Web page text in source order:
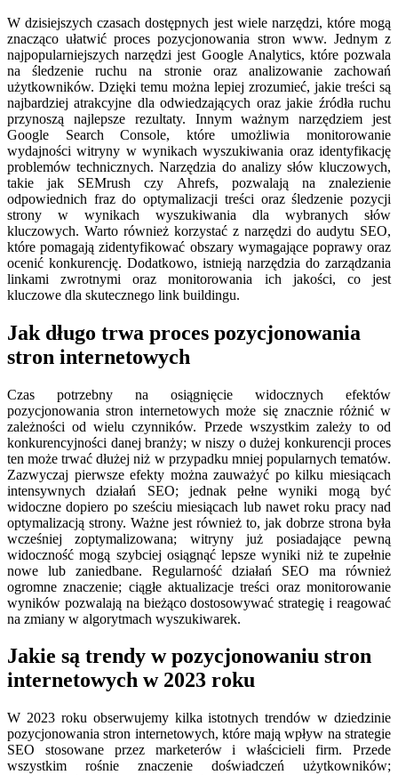
W dzisiejszych czasach dostępnych jest wiele narzędzi, które mogą
znacząco ułatwić proces pozycjonowania stron www. Jednym z
najpopularniejszych narzędzi jest Google Analytics, które pozwala
na śledzenie ruchu na stronie oraz analizowanie zachowań
użytkowników. Dzięki temu można lepiej zrozumieć, jakie treści są
najbardziej atrakcyjne dla odwiedzających oraz jakie źródła ruchu
przynoszą najlepsze rezultaty. Innym ważnym narzędziem jest
Google Search Console, które umożliwia monitorowanie
wydajności witryny w wynikach wyszukiwania oraz identyfikację
problemów technicznych. Narzędzia do analizy słów kluczowych,
takie jak SEMrush czy Ahrefs, pozwalają na znalezienie
odpowiednich fraz do optymalizacji treści oraz śledzenie pozycji
strony w wynikach wyszukiwania dla wybranych słów
kluczowych. Warto również korzystać z narzędzi do audytu SEO,
które pomagają zidentyfikować obszary wymagające poprawy oraz
ocenić konkurencję. Dodatkowo, istnieją narzędzia do zarządzania
linkami zwrotnymi oraz monitorowania ich jakości, co jest
kluczowe dla skutecznego link buildingu.
Jak długo trwa proces pozycjonowania
stron internetowych
Czas potrzebny na osiągnięcie widocznych efektów
pozycjonowania stron internetowych może się znacznie różnić w
zależności od wielu czynników. Przede wszystkim zależy to od
konkurencyjności danej branży; w niszy o dużej konkurencji proces
ten może trwać dłużej niż w przypadku mniej popularnych tematów.
Zazwyczaj pierwsze efekty można zauważyć po kilku miesiącach
intensywnych działań SEO; jednak pełne wyniki mogą być
widoczne dopiero po sześciu miesiącach lub nawet roku pracy nad
optymalizacją strony. Ważne jest również to, jak dobrze strona była
wcześniej zoptymalizowana; witryny już posiadające pewną
widoczność mogą szybciej osiągnąć lepsze wyniki niż te zupełnie
nowe lub zaniedbane. Regularność działań SEO ma również
ogromne znaczenie; ciągłe aktualizacje treści oraz monitorowanie
wyników pozwalają na bieżąco dostosowywać strategię i reagować
na zmiany w algorytmach wyszukiwarek.
Jakie są trendy w pozycjonowaniu stron
internetowych w 2023 roku
W 2023 roku obserwujemy kilka istotnych trendów w dziedzinie
pozycjonowania stron internetowych, które mają wpływ na strategie
SEO stosowane przez marketerów i właścicieli firm. Przede
wszystkim rośnie znaczenie doświadczeń użytkowników;